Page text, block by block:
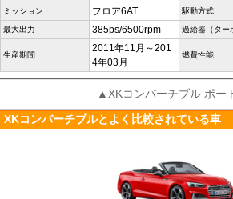
ミッション フロア6AT 駆動方式
最大出力 385ps/6500rpm 過給器（ター
生産期間
2011年11月～201
4年03月
燃費性能
▲XKコンバーチブル ポー
XKコンバーチブルとよく比較されている車